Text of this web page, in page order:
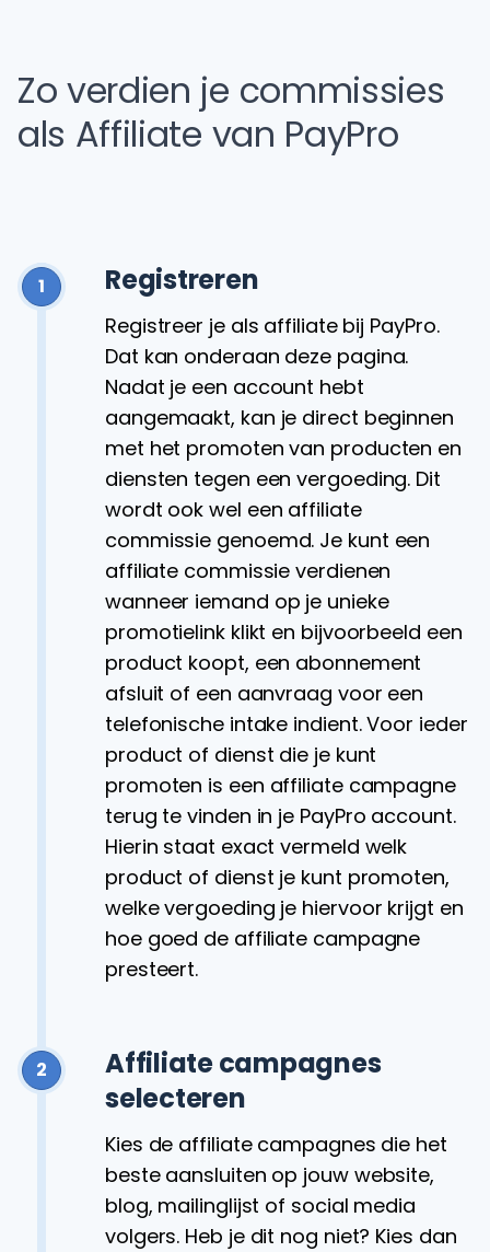
Zo verdien je commissies
als Affiliate van PayPro
1 Registreren
Registreer je als affiliate bij PayPro.
Dat kan onderaan deze pagina.
Nadat je een account hebt
aangemaakt, kan je direct beginnen
met het promoten van producten en
diensten tegen een vergoeding. Dit
wordt ook wel een affiliate
commissie genoemd. Je kunt een
affiliate commissie verdienen
wanneer iemand op je unieke
promotielink klikt en bijvoorbeeld een
product koopt, een abonnement
afsluit of een aanvraag voor een
telefonische intake indient. Voor ieder
product of dienst die je kunt
promoten is een affiliate campagne
terug te vinden in je PayPro account.
Hierin staat exact vermeld welk
product of dienst je kunt promoten,
welke vergoeding je hiervoor krijgt en
hoe goed de affiliate campagne
presteert.
2
Affiliate campagnes
selecteren
Kies de affiliate campagnes die het
beste aansluiten op jouw website,
blog, mailinglijst of social media
volgers. Heb je dit nog niet? Kies dan